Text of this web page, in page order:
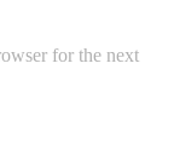
for the next